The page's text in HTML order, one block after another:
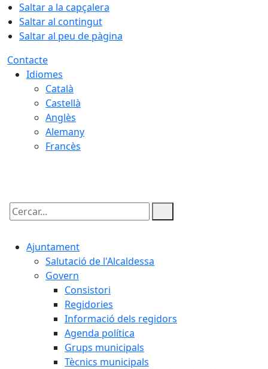
Saltar a la capçalera
Saltar al contingut
Saltar al peu de pàgina
Contacte
Idiomes
Català
Castellà
Anglès
Alemany
Francès
Cercar:
Ajuntament
Salutació de l'Alcaldessa
Govern
Consistori
Regidories
Informació dels regidors
Agenda política
Grups municipals
Tècnics municipals